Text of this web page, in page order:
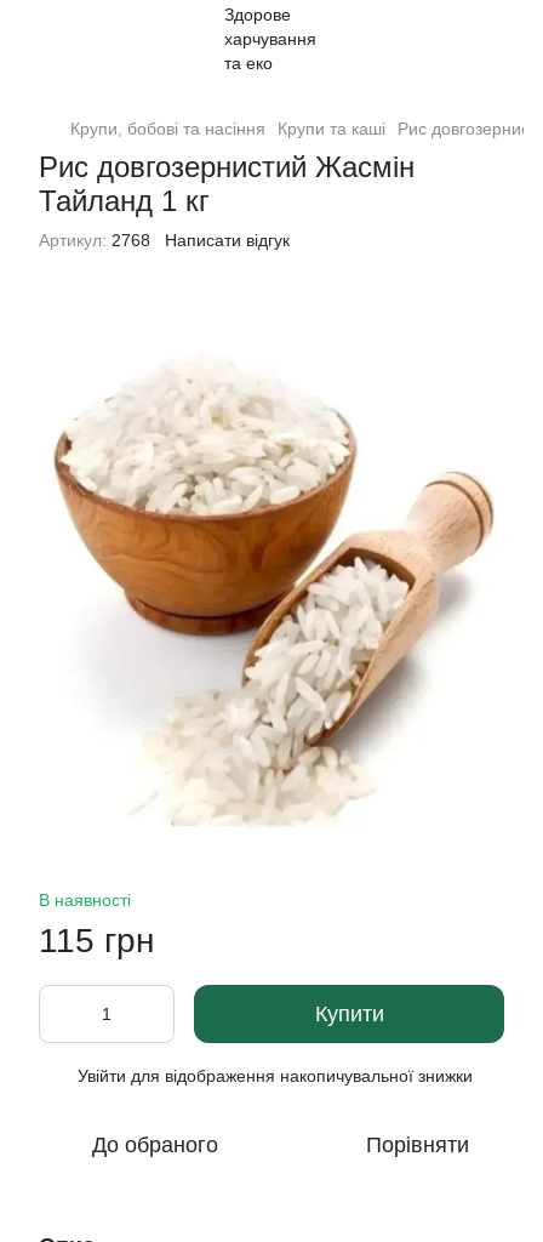
Крупи, бобові та насіння Крупи та каші Рис
Рис довгозернистий Жасмін
Тайланд 1 кг
Артикул: 2768 Написати відгук
В наявності
115 грн
Купити
Увійти для відображення накопичувальної знижки
До обраного Порівняти